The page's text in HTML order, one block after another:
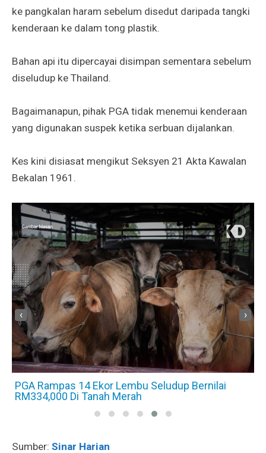
ke pangkalan haram sebelum disedut daripada tangki
kenderaan ke dalam tong plastik.
Bahan api itu dipercayai disimpan sementara sebelum
diseludup ke Thailand.
Bagaimanapun, pihak PGA tidak menemui kenderaan
yang digunakan suspek ketika serbuan dijalankan.
Kes kini disiasat mengikut Seksyen 21 Akta Kawalan
Bekalan 1961.
PGA Rampas 14 Ekor Lembu Seludup Bernilai
RM334,000 Di Tanah Merah
‹ ›
Sumber: Sinar Harian